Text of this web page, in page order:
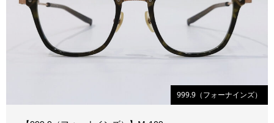
999.9（フォーナインズ）